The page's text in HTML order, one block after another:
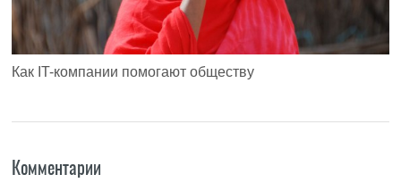
Как IT-компании помогают обществу
Комментарии